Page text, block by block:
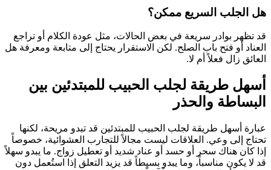
هل الجلب السريع ممكن؟
قد تظهر بوادر سريعة في بعض الحالات، مثل عودة الكلام أو تراجع
العناد أو فتح باب الصلح. لكن الاستقرار يحتاج إلى متابعة ومعرفة هل
العائق زال فعلاً أم لا.
أسهل طريقة لجلب الحبيب للمبتدئين بين
البساطة والحذر
عبارة أسهل طريقة لجلب الحبيب للمبتدئين قد تبدو مريحة، لكنها
تحتاج إلى وعي. العلاقات ليست مجالاً للتجارب العشوائية، خصوصاً
إذا كان هناك سحر أو حسد أو عناد شديد أو تعطيل زواج. ما يبدو سهلاً
قد لا يكون مناسباً، وما يبدو بسيطاً قد يزيد التعلق إذا استُعمل دون